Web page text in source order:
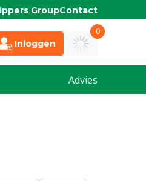
GroupContact
Inloggen
0
Advies